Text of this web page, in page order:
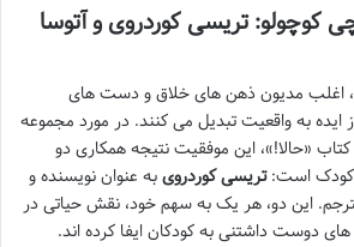
کوچولو: تریسی کوردروی و آتوسا
اغلب مدیون ذهن های خلاق و دست های
ایده به واقعیت تبدیل می کنند. در مورد مجموعه
«حالا!»، این موفقیت نتیجه همکاری دو
کودک است:تریسی کوردرویبه عنوان نویسنده و
این دو، هر یک به سهم خود، نقش حیاتی در
دوست داشتنی به کودکان ایفا کرده اند.